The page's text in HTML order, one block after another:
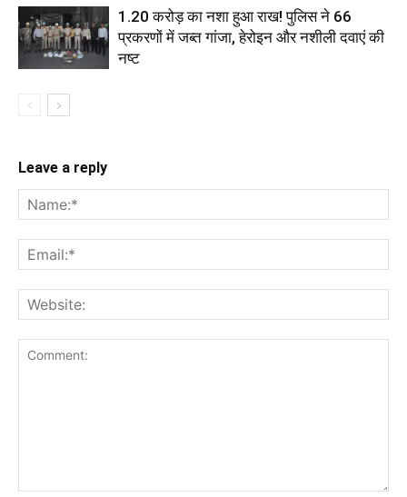
1.20 करोड़ का नशा हुआ राख! पुलिस ने 66
प्रकरणों में जब्त गांजा, हेरोइन और नशीली दवाएं की
नष्ट
Leave a reply